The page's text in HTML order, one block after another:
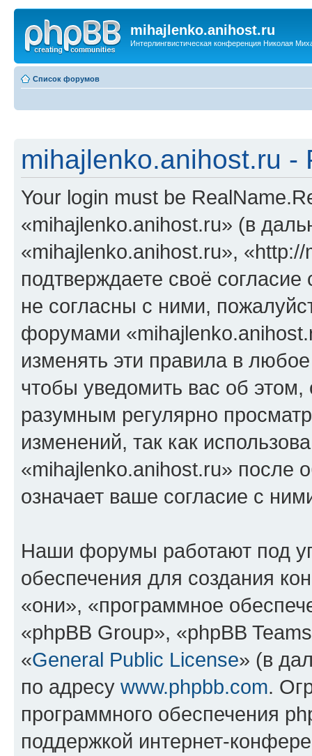
mihajlenko.anihost.ru
Интерлингвистическая конференция Николая
Список форумов
mihajlenko.anihost.ru -
Your login must be
«mihajlenko.anihost.ru» (в
«mihajlenko.anihost.ru»,
подтверждаете своё
не согласны с ними,
форумами
изменять эти правила в
чтобы уведомить вас об
разумным регулярно
изменений, так как
«mihajlenko.anihost.ru» после
означает ваше согласие с
Наши форумы работают под
обеспечения для создания
«они», «программное
«phpBB Group», «phpBB
«General Public License» (в
по адресу www.phpbb.com.
программного обеспечения
поддержкой интернет-